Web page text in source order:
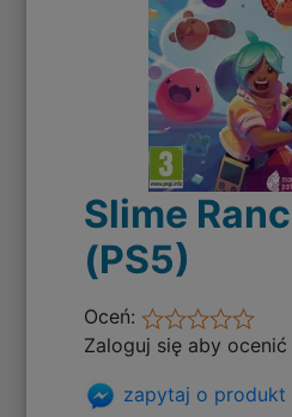
Slime
(PS5)
Oceń:
Zaloguj się aby ocenić
zapytaj o produkt